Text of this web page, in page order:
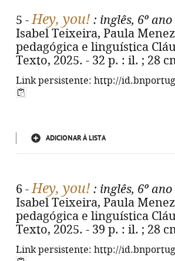
5 -Hey, you! : inglês, 6º ano
Isabel Teixeira, Paula
pedagógica e linguística
Texto, 2025. - 32 p. : il. ; 28
Link persistente: http://
ADICIONAR À LISTA
6 -Hey, you! : inglês, 6º ano
Isabel Teixeira, Paula
pedagógica e linguística
Texto, 2025. - 39 p. : il. ; 28
Link persistente: http://